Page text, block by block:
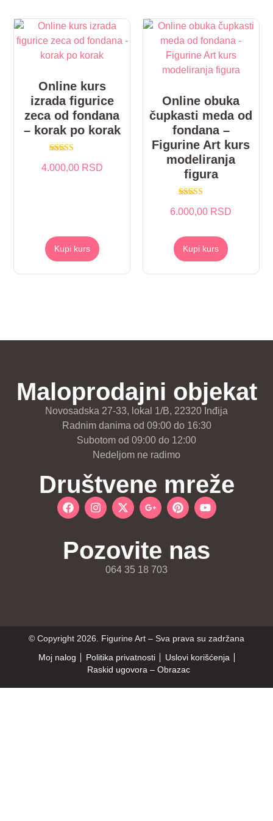
Online kurs
izrada figurice
zeca od fondana
– korak po korak
5.00
4.000,00 RSD
Kupi kurs
Online obuka
čupkasti meda od
fondana –
Figurine Art kurs
modeliranja
figura
5.00
6.000,00 RSD
Kupi kurs
Maloprodajni objekat
Novosadska 27-33, lokal 1/B, 22320 Inđija
Radnim danima od 09:00 do 16:30
Subotom od 09:00 do 12:00
Nedeljom ne radimo
Društvene mreže
Pozovite nas
064 35 18 703
© Copyright 2026. Figurine Art – Sva prava su zadržana
Moj nalog
Politika privatnosti
Uslovi korišćenja
Raskid ugovora – Obrazac